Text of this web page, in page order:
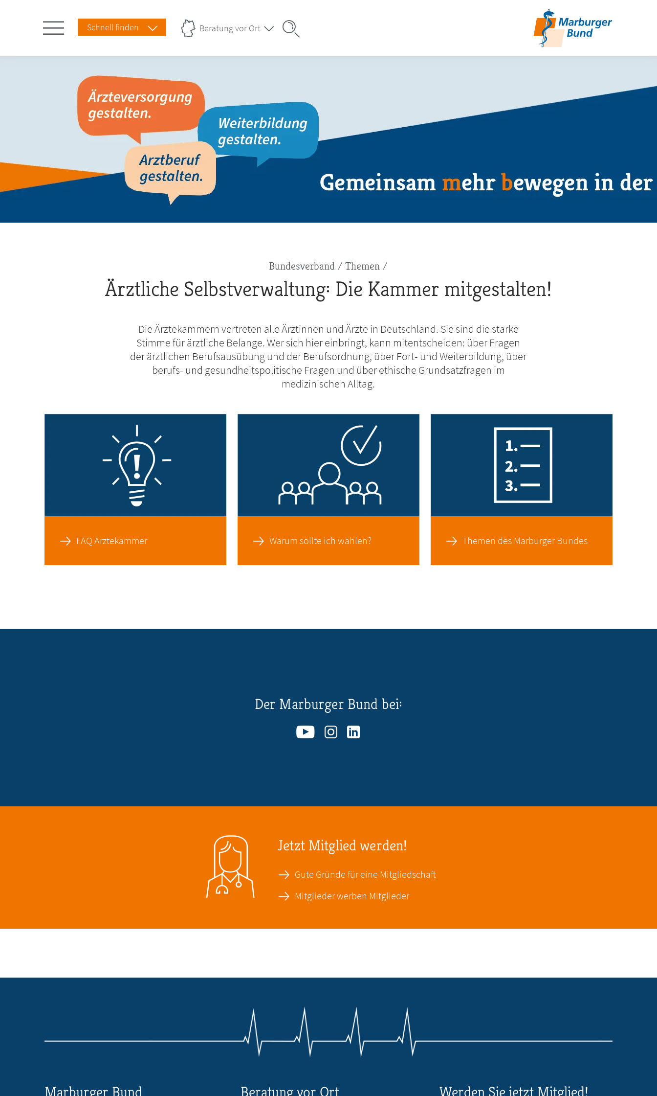
Schnell finden Beratung vor Ort
Bundesverband Themen
Ärztliche Selbstverwaltung: Die Kammer mitgestalten!
Die Ärztekammern vertreten alle Ärztinnen und Ärzte in Deutschland. Sie sind die starke
Stimme für ärztliche Belange. Wer sich hier einbringt, kann mitentscheiden: über Fragen
der ärztlichen Berufsausübung und der Berufsordnung, über Fort- und Weiterbildung, über
berufs- und gesundheitspolitische Fragen und über ethische Grundsatzfragen im
medizinischen Alltag.
FAQ Ärztekammer Warum sollte ich wählen? Themen des Marburger Bundes
Der Marburger Bund bei:
Jetzt Mitglied werden!
Gute Gründe für eine Mitgliedschaft
Mitglieder werben Mitglieder
Marburger Bund Beratung vor Ort Werden Sie jetzt Mitglied!